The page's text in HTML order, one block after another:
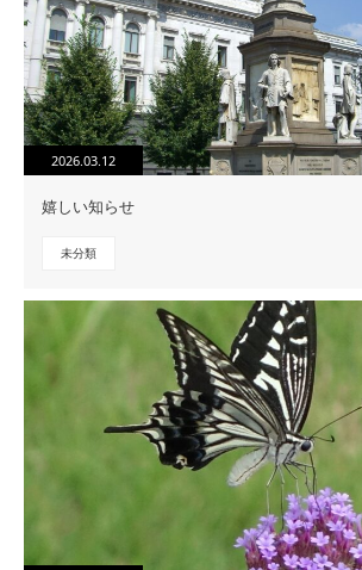
2026.03.12
嬉しい知らせ
未分類